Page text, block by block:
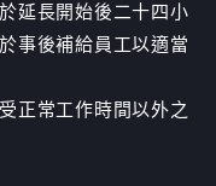
延長開始後二十四小
事後補給員工以適當
正常工作時間以外之